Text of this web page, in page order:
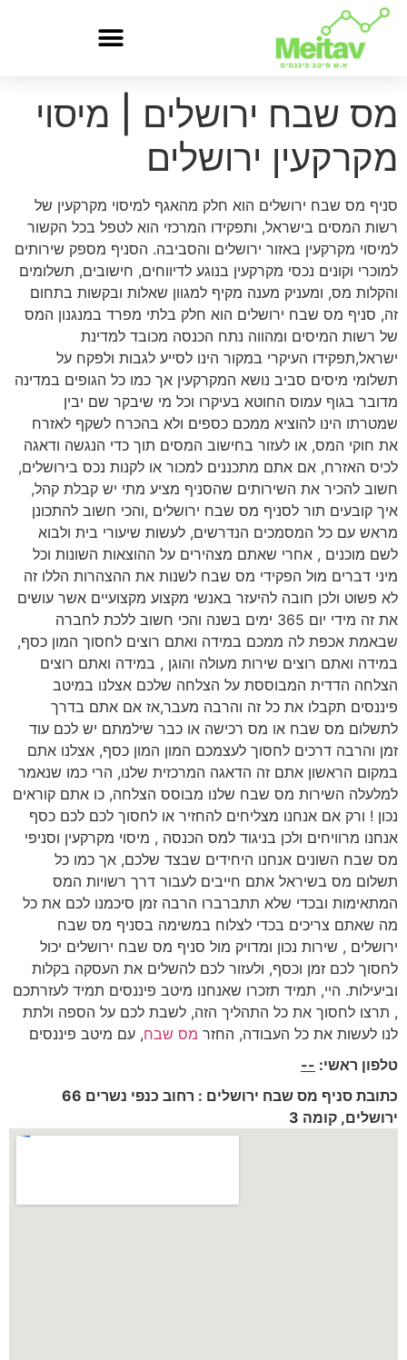
מס שבח ירושלים | מיסוי
מקרקעין ירושלים
סניף מס שבח ירושלים הוא חלק מהאגף למיסוי מקרקעין של
רשות המסים בישראל, ותפקידו המרכזי הוא לטפל בכל הקשור
למיסוי מקרקעין באזור ירושלים והסביבה. הסניף מספק שירותים
למוכרי וקונים נכסי מקרקעין בנוגע לדיווחים, חישובים, תשלומים
והקלות מס, ומעניק מענה מקיף למגוון שאלות ובקשות בתחום
זה, סניף מס שבח ירושלים הוא חלק בלתי מפרד במנגנון המס
של רשות המיסים ומהווה נתח הכנסה מכובד למדינת
ישראל,תפקידו העיקרי במקור הינו לסייע לגבות ולפקח על
תשלומי מיסים סביב נושא המקרקעין אך כמו כל הגופים במדינה
מדובר בגוף עמוס החוטא בעיקרו וכל מי שיבקר שם יבין
שמטרתו הינו להוציא ממכם כספים ולא בהכרח לשקף לאזרח
את חוקי המס, או לעזור בחישוב המסים תוך כדי הנגשה ודאגה
לכיס האזרח, אם אתם מתכננים למכור או לקנות נכס בירושלים,
חשוב להכיר את השירותים שהסניף מציע מתי יש קבלת קהל,
איך קובעים תור לסניף מס שבח ירושלים ,והכי חשוב להתכונן
מראש עם כל המסמכים הנדרשים, לעשות שיעורי בית ולבוא
לשם מוכנים , אחרי שאתם מצהירים על ההוצאות השונות וכל
מיני דברים מול הפקידי מס שבח לשנות את ההצהרות הללו זה
לא פשוט ולכן חובה להיעזר באנשי מקצוע מקצועיים אשר עושים
את זה מידי יום 365 ימים בשנה והכי חשוב ללכת לחברה
שבאמת אכפת לה ממכם במידה ואתם רוצים לחסוך המון כסף,
במידה ואתם רוצים שירות מעולה והוגן , במידה ואתם רוצים
הצלחה הדדית המבוססת על הצלחה שלכם אצלנו במיטב
פיננסים תקבלו את כל זה והרבה מעבר,אז אם אתם בדרך
לתשלום מס שבח או מס רכישה או כבר שילמתם יש לכם עוד
זמן והרבה דרכים לחסוך לעצמכם המון המון כסף, אצלנו אתם
במקום הראשון אתם זה הדאגה המרכזית שלנו, הרי כמו שנאמר
למלעלה השירות מס שבח שלנו מבוסס הצלחה, כו אתם קוראים
נכון ! ורק אם אנחנו מצליחים להחזיר או לחסוך לכם לכם כסף
אנחנו מרוויחים ולכן בניגוד למס הכנסה , מיסוי מקרקעין וסניפי
מס שבח השונים אנחנו היחידים שבצד שלכם, אך כמו כל
תשלום מס בשיראל אתם חייבים לעבור דרך רשויות המס
המתאימות ובכדי שלא תתברברו הרבה זמן סיכמנו לכם את כל
מה שאתם צריכים בכדי לצלוח במשימה בסניף מס שבח
ירושלים , שירות נכון ומדויק מול סניף מס שבח ירושלים יכול
לחסוך לכם זמן וכסף, ולעזור לכם להשלים את העסקה בקלות
וביעילות. היי, תמיד תזכרו שאנחנו מיטב פיננסים תמיד לעזרתכם
, תרצו לחסוך את כל התהליך הזה, לשבת לכם על הספה ולתת
לנו לעשות את כל העבודה, החזר מס שבח, עם מיטב פיננסים
טלפון ראשי: --
כתובת סניף מס שבח ירושלים : רחוב כנפי נשרים 66
ירושלים, קומה 3